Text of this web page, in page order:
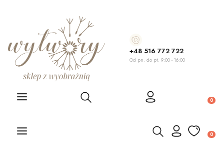
+48 516 772 722
Od pn. do pt. 9:00 - 16:00
Otwórz wyszukiwarkę
Otwórz wyszukiwarkę